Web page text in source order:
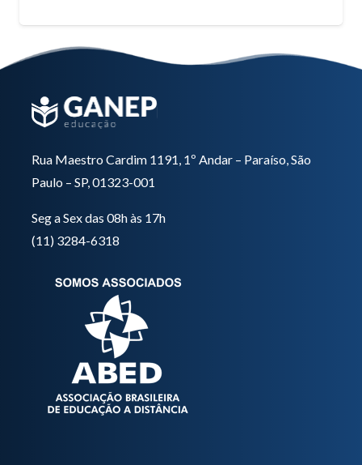
Rua Maestro Cardim 1191, 1º Andar – Paraíso, São
Paulo – SP, 01323-001
Seg a Sex das 08h às 17h
(11) 3284-6318